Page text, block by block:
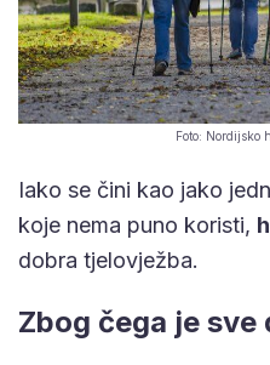
Foto: Nordijsko
Iako se čini kao jako
koje nema puno koristi,
dobra tjelovježba.
Zbog čega je sve